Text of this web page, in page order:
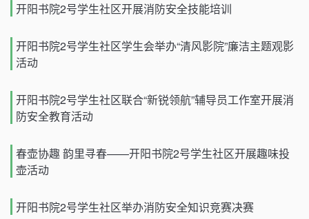
开阳书院2号学生社区开展消防安全技能培训
开阳书院2号学生社区学生会举办“清风影院”廉洁主题观影
活动
开阳书院2号学生社区联合“新锐领航”辅导员工作室开展消
防安全教育活动
春壶协趣 韵里寻春——开阳书院2号学生社区开展趣味投
壶活动
开阳书院2号学生社区举办消防安全知识竞赛决赛